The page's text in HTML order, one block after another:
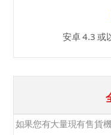
安卓 4.3 或
如果您有大量現有售貨